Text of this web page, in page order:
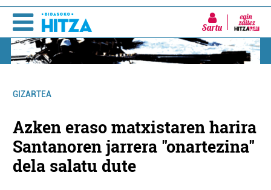
Sartu
GIZARTEA
Azken eraso matxistaren harira
Santanoren jarrera "onartezina"
dela salatu dute